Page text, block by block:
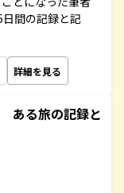
間の記録と記
詳細を見る
ある旅の記録と